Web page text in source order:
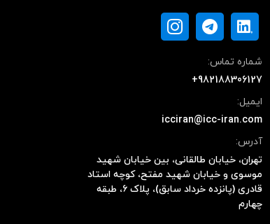
شماره تماس:
+982188306127
ایمیل:
icciran@icc-iran.com
آدرس:
تهران، خیابان طالقانی، بین خیابان شهید
موسوی و خیابان شهید مفتح، کوچه استاد
قادری (پانزده خرداد سابق)، پلاک ۶، طبقه
چهارم